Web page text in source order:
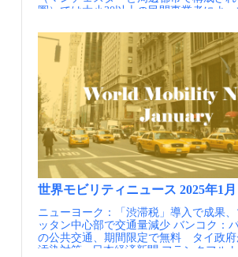
イク活用による脱炭素化の推進、騒音
GROUP A PARTNER OF
CITES（2023.11,RATP） ②RATP
https://www.ratp.fr/groupe-
ratp/newsroom/innovation/un-centre-bus-ratp-
modernise-et-agrandi-au-coeur-dun-
③ICLEI https://
bus-depot/ ④牧村和彦（2024） パリで進むモ
ビリティー革命 「バスの車庫」を再開
経新聞電子版
それを行政が主導している点も見逃せ
が育ててきた相乗りの仕組みを行政が
り込み、データガバナンスの考え方のも
共交通と統合・連携させることで、サ
体を強靱なものにしています。相乗り
通の一手段として制度に組み込むうえで
営の枠組みと財源が鍵となります。例
動を所管するエコロジー移行省が、地
を担う組織であるAOM（Autorité
de la Mobilité）の相乗りに交付金を出し
の負担に国が上乗せする原則で支援し
す。これにより、イル・ド・フランス
券「Navigo」の保有者が相乗りを無料
きます。Karos社のような事業者のサー
こうした官民・公的支援の仕組みと組み
ることで、料金面でも公共交通と遜色の
択肢になります。 さらに、個人が通勤・通学で
日常的に走らせているマイカーの空席を
まま活かしている点も重要です。これ
ることが報告されています。 参考）第103回
報】 ①American Heart Association：Complete
Streets
ュース（毎月） 国内外のMM関連の最
（不定期） 皆様よりいただいた関連イ
等の情報を配信します。・JCOMM関
年開催しているJCOMMの大会情報や参
いち早くお届けします。
圏）では大小30以上の民間事業者によっ
ら、繊維産業の衰退により人口が減少
で、バスの利用者も減少し、路線の廃
者の撤退、あるいは夜間や週末を中心
便が行われました。2022年のマンチェ
体のバスの総走行距離は、1977年から
少しています。この結果、グレーター
ェスターの住民の70%は地域の中心部ま
以内で行くことができない状況に置か
車への依存も高まっていました。 こう
で、1992年に開業したMetrolink（トラ
スとは異なり、TfGM（グレーター・マ
スター交通局）が主体となった公営交通
行を開始しました。トラムは安い運賃と
たサービスで人気も高く、利用者数は増
途をたどりました。そこで、バス、
さらには自転車や徒歩等のアクティブ
を含むマルチモーダルの交通サービス
し、TfGMが一元的に経営する「Bee
世界モビリティニュース 2025年1月
ニューヨーク：「渋滞税」導入で成果
ッタン中心部で交通量減少 バンコク：バンコク
の公共交通、期間限定で無料 タイ政府
汚染対策 - 日本経済新聞 フランクフルト：なぜ